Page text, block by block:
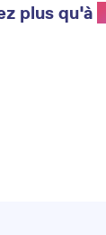
plus qu'à